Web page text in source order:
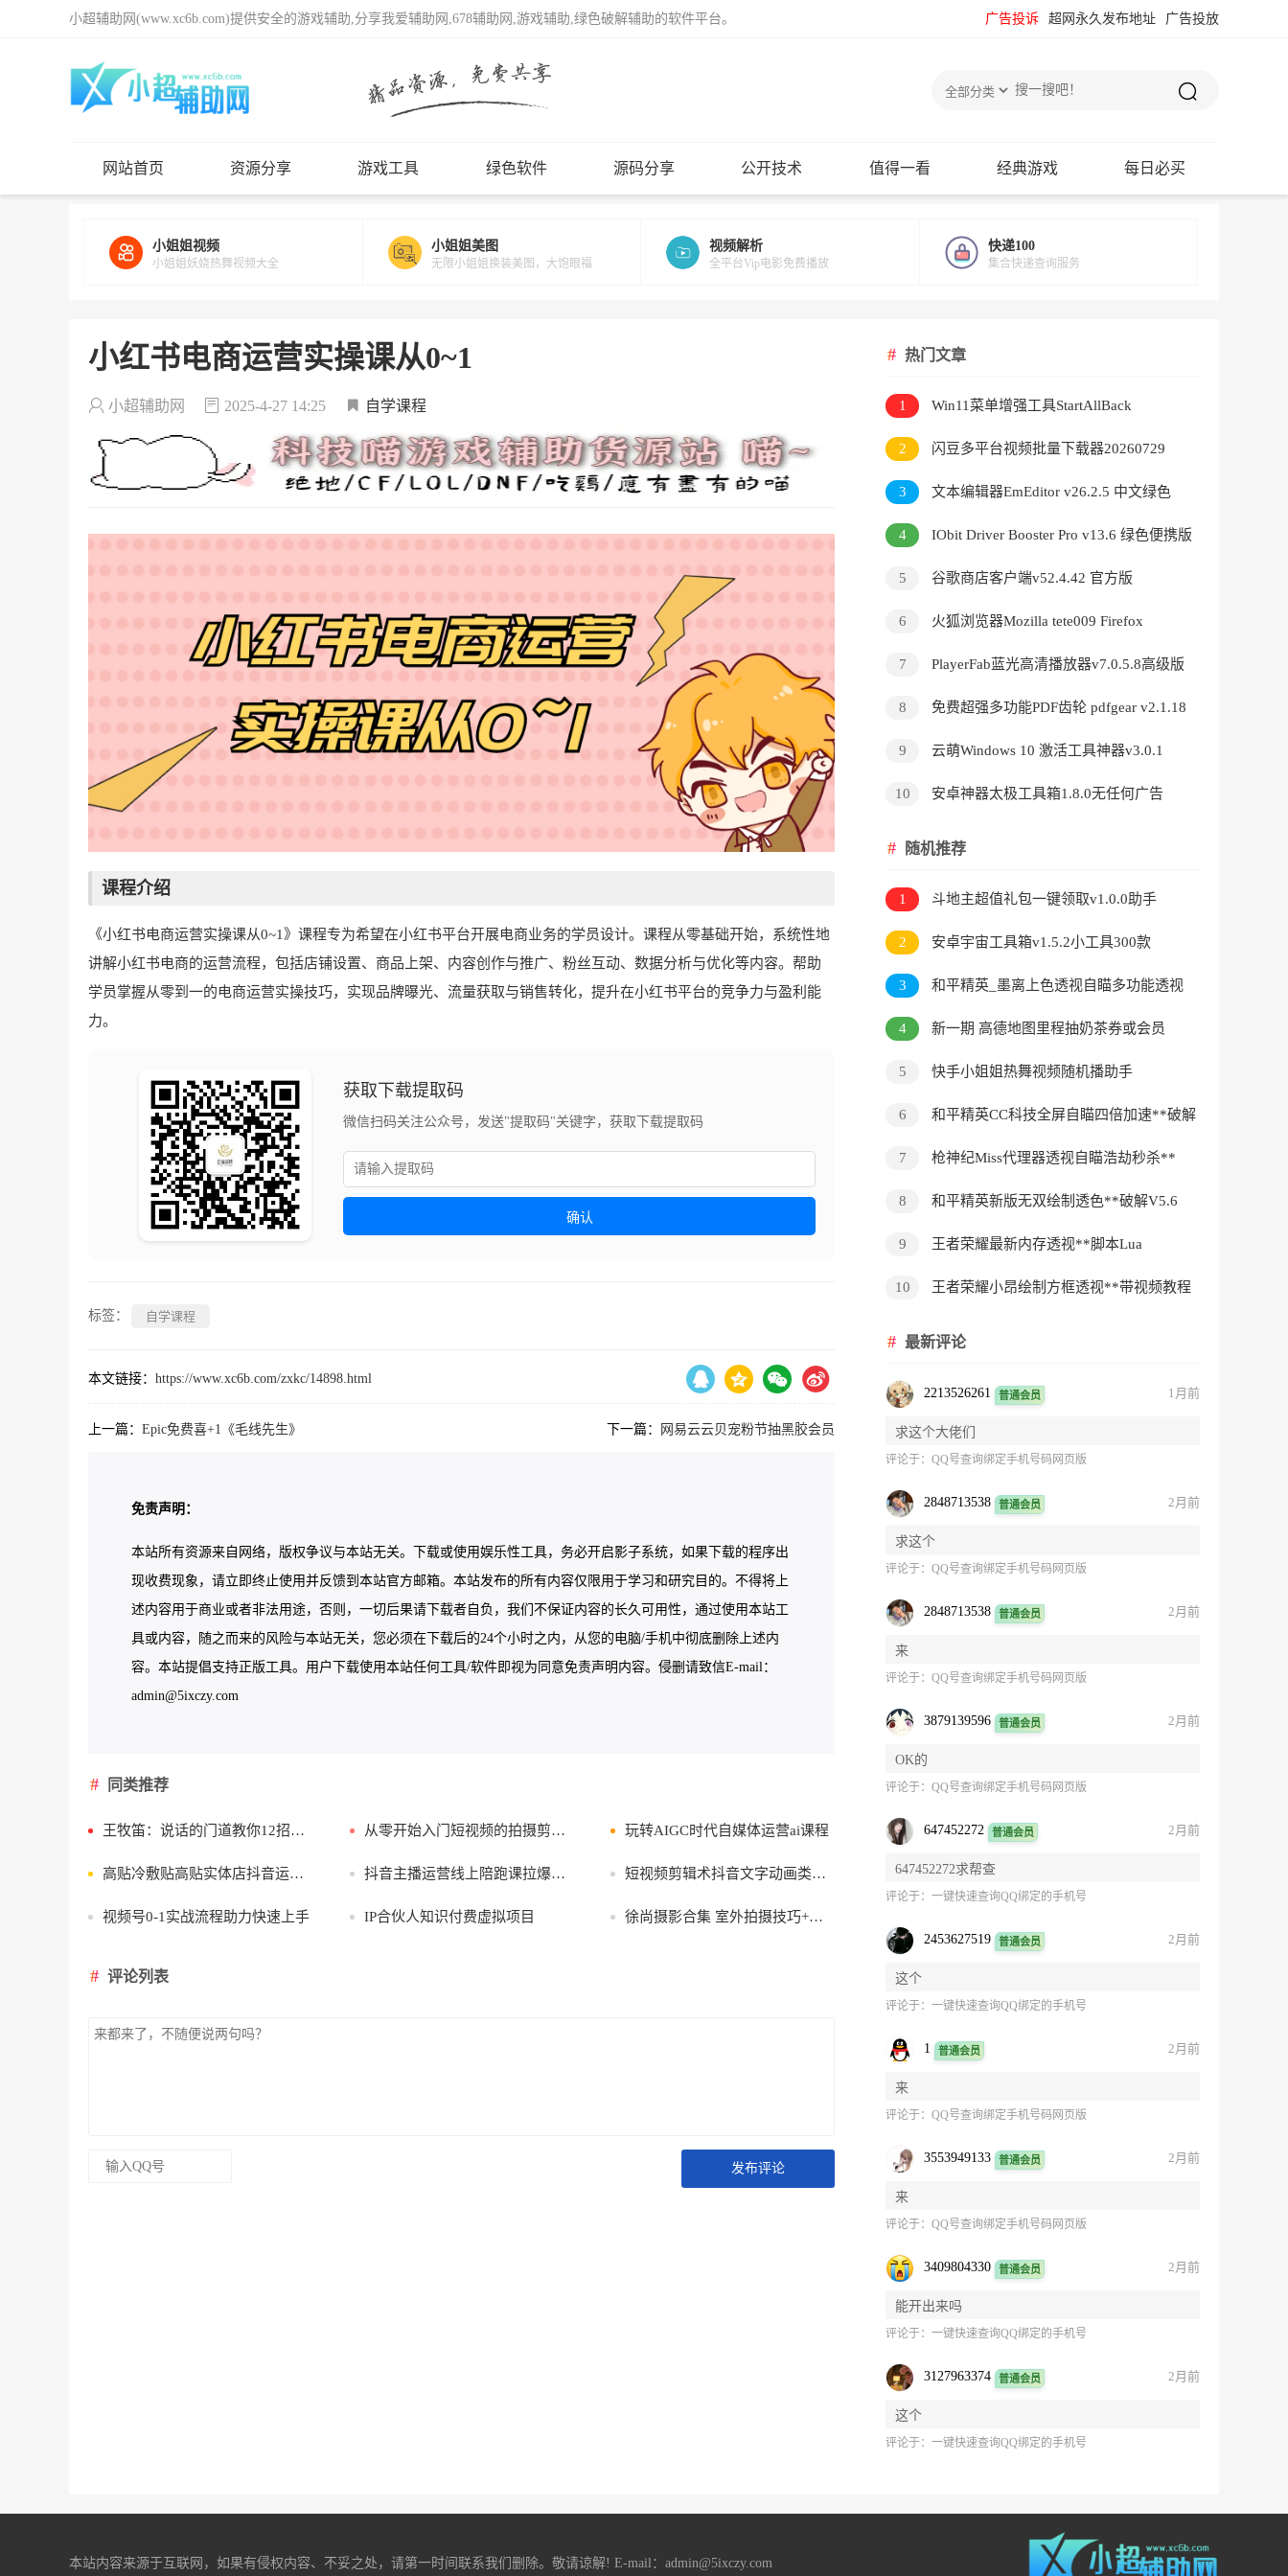
小超辅助网(www.xc6b.com)提供安全的游戏辅助,分享我爱辅助网,678辅助网,游戏辅助,绿色破解辅助的软件平台。 广告投放
超网永久发布地址
广告投诉
网站首页 资源分享 游戏工具 绿色软件 源码分享 公开技术 值得一看 经典游戏 每日必买
小姐姐视频
小姐姐妖娆热舞视频大全
小姐姐美图
无限小姐姐换装美图，大饱眼福
视频解析
全平台Vip电影免费播放
快递100
集合快递查询服务
小红书电商运营实操课从0~1
小超辅助网 2025-4-27 14:25 自学课程
课程介绍
《小红书电商运营实操课从0~1》课程专为希望在小红书平台开展电商业务的学员设计。课程从零基础开始，系统性地
讲解小红书电商的运营流程，包括店铺设置、商品上架、内容创作与推广、粉丝互动、数据分析与优化等内容。帮助
学员掌握从零到一的电商运营实操技巧，实现品牌曝光、流量获取与销售转化，提升在小红书平台的竞争力与盈利能
力。
获取下载提取码
微信扫码关注公众号，发送"提取码"关键字，获取下载提取码
确认
标签： 自学课程
本文链接： https://www.xc6b.com/zxkc/14898.html
上一篇： Epic免费喜+1《毛线先生》 下一篇： 网易云云贝宠粉节抽黑胶会员
免责声明：
本站所有资源来自网络，版权争议与本站无关。下载或使用娱乐性工具，务必开启影子系统，如果下载的程序出
现收费现象，请立即终止使用并反馈到本站官方邮箱。本站发布的所有内容仅限用于学习和研究目的。不得将上
述内容用于商业或者非法用途，否则，一切后果请下载者自负，我们不保证内容的长久可用性，通过使用本站工
具或内容，随之而来的风险与本站无关，您必须在下载后的24个小时之内，从您的电脑/手机中彻底删除上述内
容。本站提倡支持正版工具。用户下载使用本站任何工具/软件即视为同意免责声明内容。侵删请致信E-mail：
admin@5ixczy.com
同类推荐
王牧笛：说话的门道教你12招说话功夫 从零开始入门短视频的拍摄剪辑教程 玩转AIGC时代自媒体运营ai课程
高贴冷敷贴高贴实体店抖音运营实战课 抖音主播运营线上陪跑课拉爆自然流懂流量 短视频剪辑术抖音文字动画类账号制作运营
视频号0-1实战流程助力快速上手 IP合伙人知识付费虚拟项目 徐尚摄影合集 室外拍摄技巧+灯光实战演示
评论列表
发布评论
热门文章
1
Win11菜单增强工具StartAllBack
v3.9.24.5378直装版
2
闪豆多平台视频批量下载器20260729
3
文本编辑器EmEditor v26.2.5 中文绿色
版
4
IObit Driver Booster Pro v13.6 绿色便携版
5 谷歌商店客户端v52.4.42 官方版
6
火狐浏览器Mozilla tete009 Firefox
7
PlayerFab蓝光高清播放器v7.0.5.8高级版
8 免费超强多功能PDF齿轮 pdfgear v2.1.18
9 云萌Windows 10 激活工具神器v3.0.1
10 安卓神器太极工具箱1.8.0无任何广告
随机推荐
1 斗地主超值礼包一键领取v1.0.0助手
2 安卓宇宙工具箱v1.5.2小工具300款
3
和平精英_墨离上色透视自瞄多功能透视
变态脚本
4
新一期 高德地图里程抽奶茶券或会员
5 快手小姐姐热舞视频随机播助手
6
和平精英CC科技全屏自瞄四倍加速**破解
7
枪神纪Miss代理器透视自瞄浩劫秒杀**
8 和平精英新版无双绘制透色**破解V5.6
9 王者荣耀最新内存透视**脚本Lua
10 王者荣耀小昂绘制方框透视**带视频教程
最新评论
2213526261 普通会员 1月前
求这个大佬们
评论于：QQ号查询绑定手机号码网页版
2848713538 普通会员 2月前
求这个
评论于：QQ号查询绑定手机号码网页版
2848713538 普通会员 2月前
来
评论于：QQ号查询绑定手机号码网页版
3879139596 普通会员 2月前
OK的
评论于：QQ号查询绑定手机号码网页版
647452272 普通会员 2月前
647452272求帮查
评论于：一键快速查询QQ绑定的手机号
2453627519 普通会员 2月前
这个
评论于：一键快速查询QQ绑定的手机号
1 普通会员 2月前
来
评论于：QQ号查询绑定手机号码网页版
3553949133 普通会员 2月前
来
评论于：QQ号查询绑定手机号码网页版
3409804330 普通会员 2月前
能开出来吗
评论于：一键快速查询QQ绑定的手机号
3127963374 普通会员 2月前
这个
评论于：一键快速查询QQ绑定的手机号
本站内容来源于互联网，如果有侵权内容、不妥之处，请第一时间联系我们删除。敬请谅解! E-mail：admin@5ixczy.com